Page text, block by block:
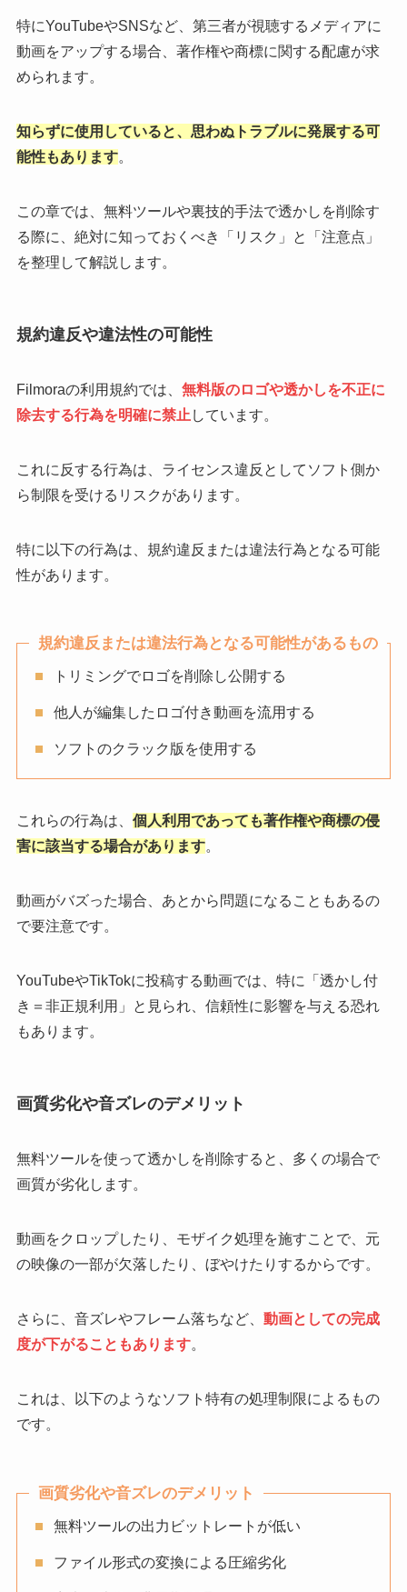
特にYouTubeやSNSなど、第三者が視聴するメディアに
動画をアップする場合、著作権や商標に関する配慮が求
められます。
知らずに使用していると、思わぬトラブルに発展する可
能性もあります。
この章では、無料ツールや裏技的手法で透かしを削除す
る際に、絶対に知っておくべき「リスク」と「注意点」
を整理して解説します。
規約違反や違法性の可能性
Filmoraの利用規約では、 無料版のロゴや透かしを不正に
除去する行為を明確に禁止 しています。
これに反する行為は、ライセンス違反としてソフト側か
ら制限を受けるリスクがあります。
特に以下の行為は、規約違反または違法行為となる可能
性があります。
規約違反または違法行為となる可能性があるもの
トリミングでロゴを削除し公開する
他人が編集したロゴ付き動画を流用する
ソフトのクラック版を使用する
これらの行為は、 個人利用であっても著作権や商標の侵
害に該当する場合があります。
動画がバズった場合、あとから問題になることもあるの
で要注意です。
YouTubeやTikTokに投稿する動画では、特に「透かし付
き＝非正規利用」と見られ、信頼性に影響を与える恐れ
もあります。
画質劣化や音ズレのデメリット
無料ツールを使って透かしを削除すると、多くの場合で
画質が劣化します。
動画をクロップしたり、モザイク処理を施すことで、元
の映像の一部が欠落したり、ぼやけたりするからです。
さらに、音ズレやフレーム落ちなど、 動画としての完成
度が下がることもあります。
これは、以下のようなソフト特有の処理制限によるもの
です。
画質劣化や音ズレのデメリット
無料ツールの出力ビットレートが低い
ファイル形式の変換による圧縮劣化